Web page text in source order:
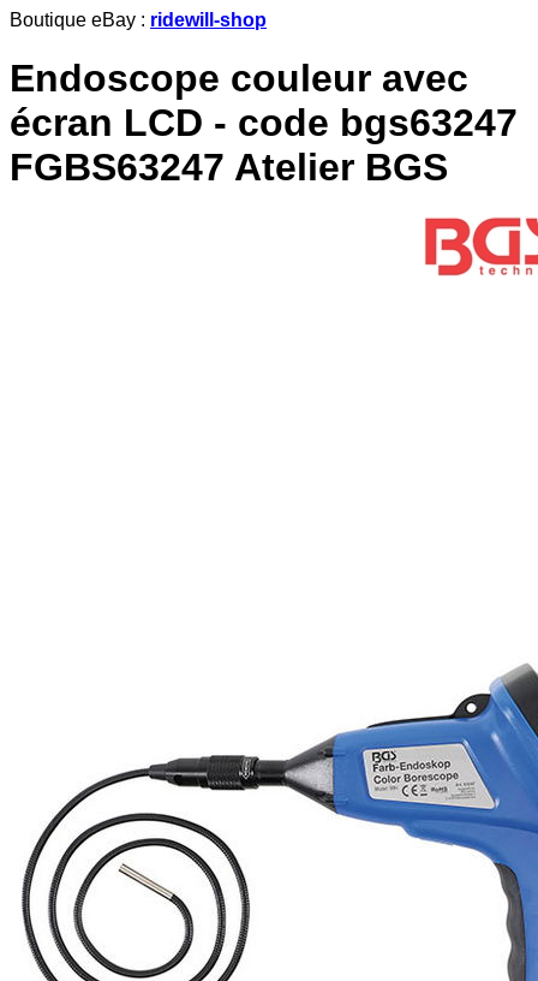
Boutique eBay : ridewill-shop
Endoscope couleur avec
écran LCD - code bgs63247
FGBS63247 Atelier BGS